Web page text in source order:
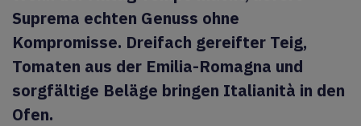
Suprema echten Genuss ohne
Kompromisse. Dreifach gereifter Teig,
Tomaten aus der Emilia-Romagna und
sorgfältige Beläge bringen Italianità in den
Ofen.